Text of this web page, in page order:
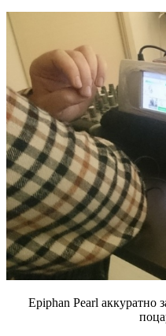
Epiphan Pearl аккуратно